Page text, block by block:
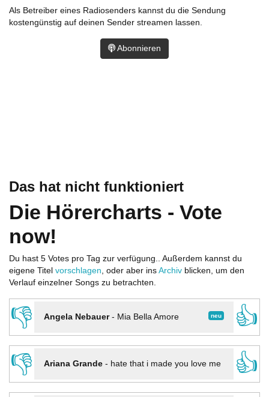
Das hat nicht funktioniert
Die Hörercharts - Vote
now!
Du hast 5 Votes pro Tag zur verfügung.. Außerdem kannst du
eigene Titel vorschlagen, oder aber ins Archiv blicken, um den
Verlauf einzelner Songs zu betrachten.
👎 neu
Angela Nebauer- Mia Bella Amore
👍
👎
Ariana Grande- hate that i made you love me
👍
Als Betreiber eines Radiosenders kannst du die Sendung
kostengünstig auf deinen Sender streamen lassen.
Abonnieren